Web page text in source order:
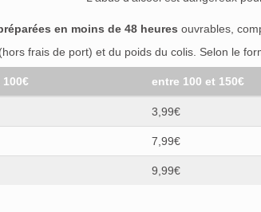
en moins de 48 heures ouvrables,
frais de port) et du poids du colis. Selon le
entre 100 et 150€
3,99€
7,99€
9,99€